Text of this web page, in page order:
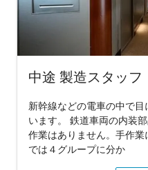
中途 製造スタッフ
新幹線などの電車の中で
います。 鉄道車両の内装
作業はありません。手作
では４グループに分か